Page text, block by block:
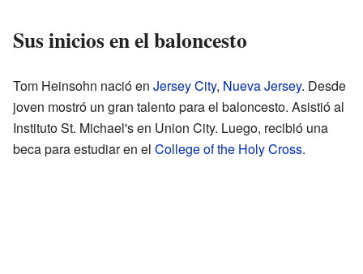
Sus inicios en el baloncesto
Tom Heinsohn nació en Jersey City, Nueva Jersey. Desde
joven mostró un gran talento para el baloncesto. Asistió al
Instituto St. Michael's en Union City. Luego, recibió una
beca para estudiar en el College of the Holy Cross.